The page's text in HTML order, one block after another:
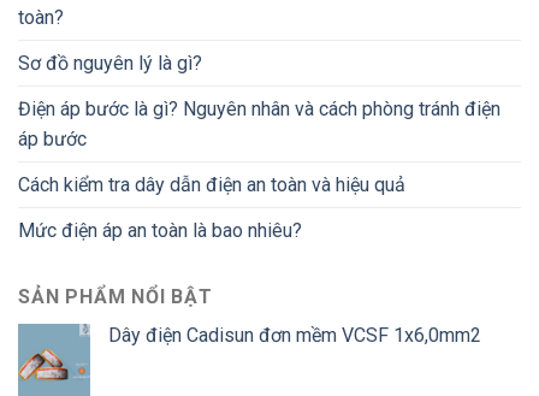
toàn?
Sơ đồ nguyên lý là gì?
Điện áp bước là gì? Nguyên nhân và cách phòng tránh điện
áp bước
Cách kiểm tra dây dẫn điện an toàn và hiệu quả
Mức điện áp an toàn là bao nhiêu?
SẢN PHẨM NỔI BẬT
Dây điện Cadisun đơn mềm VCSF 1x6,0mm2